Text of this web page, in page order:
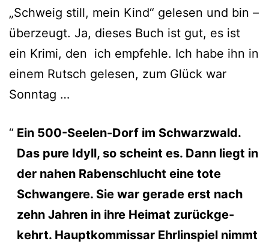
„Schweig still, mein Kind“ gele­sen und bin –
über­zeugt. Ja, die­ses Buch ist gut, es ist
ein Krimi, den ich emp­feh­le. Ich habe ihn in
einem Rutsch gele­sen, zum Glück war
Sonntag …
Ein 500-Seelen-Dorf im Schwarzwald.
Das pure Idyll, so scheint es. Dann liegt in
der nahen Rabenschlucht eine tote
Schwangere. Sie war gera­de erst nach
zehn Jahren in ihre Heimat zurück­ge­
kehrt. Hauptkommissar Ehrlinspiel nimmt